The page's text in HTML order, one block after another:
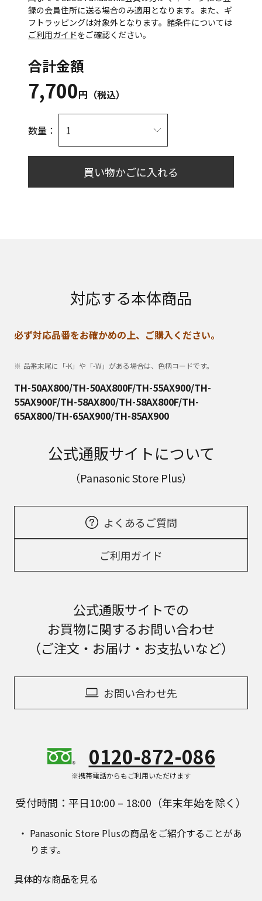
録の会員住所に送る場合のみ適用となります。また、ギ
フトラッピングは対象外となります。諸条件については
ご利用ガイドをご確認ください。
合計金額
7,700円（税込）
数量：
買い物かごに入れる
対応する本体商品
必ず対応品番をお確かめの上、ご購入ください。
品番末尾に「-K」や「-W」がある場合は、色柄コードです。
TH-50AX800/TH-50AX800F/TH-55AX900/TH-
55AX900F/TH-58AX800/TH-58AX800F/TH-
65AX800/TH-65AX900/TH-85AX900
公式通販サイトについて
（Panasonic Store Plus）
よくあるご質問
ご利用ガイド
公式通販サイトでの
お買物に関するお問い合わせ
（ご注文・お届け・お支払いなど）
お問い合わせ先
0120-872-086
※携帯電話からもご利用いただけます
受付時間：平日10:00 – 18:00（年末年始を除く）
Panasonic Store Plusの商品をご紹介することがあ
ります。
具体的な商品を見る